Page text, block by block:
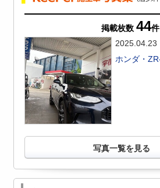
掲載枚数 44件
2025.04.23
ホンダ・
写真一覧を見る